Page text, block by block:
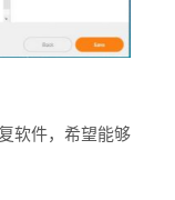
软件，希望能够